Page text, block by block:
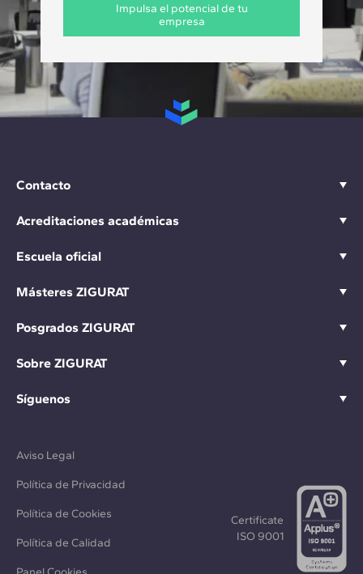
Impulsa el potencial de tu
empresa
Contacto
Acreditaciones académicas
Escuela oficial
Másteres ZIGURAT
Posgrados ZIGURAT
Sobre ZIGURAT
Síguenos
Aviso Legal
Política de Privacidad
Política de Cookies
Política de Calidad
Certificate
ISO 9001